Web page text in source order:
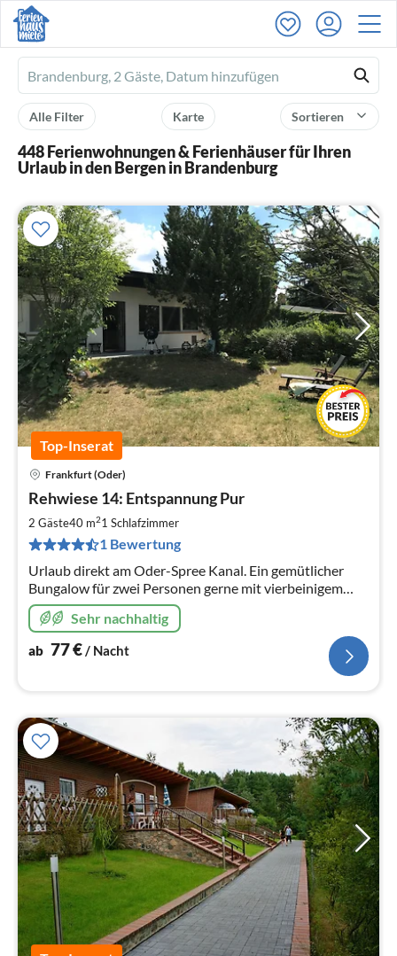
Ferienhausmiete
logo
Sortieren
Karte
Alle Filter
448 Ferienwohnungen & Ferienhäuser für Ihren
Urlaub in den Bergen in Brandenburg
Top-Inserat
Frankfurt (Oder)
Rehwiese 14: Entspannung Pur
2 Gäste40 m21 Schlafzimmer
1 Bewertung
Urlaub direkt am Oder-Spree Kanal. Ein gemütlicher
Bungalow für zwei Personen gerne mit vierbeinigem
Begleiter mit naturbelassenem, umzäuntem Garten.
Perfekt für Naturliebhaber.
Sehr nachhaltig
ab 77€/ Nacht